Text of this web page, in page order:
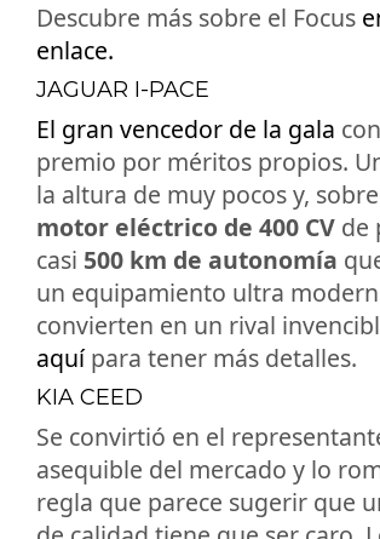
Descubre más sobre el Focus
enlace.
JAGUAR I-PACE
El gran vencedor de la gala
premio por méritos propios.
la altura de muy pocos y,
motor eléctrico de 400 CV de
casi 500 km de autonomía
un equipamiento ultra
convierten en un rival
aquípara tener más detalles.
KIA CEED
Se convirtió en el
asequible del mercado y lo
regla que parece sugerir que